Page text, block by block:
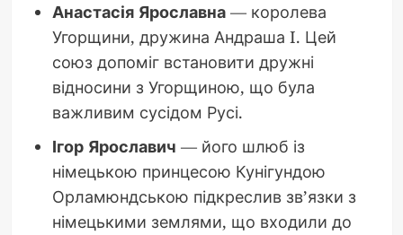
Анастасія Ярославна— королева
Угорщини, дружина Андраша I. Цей
союз допоміг встановити дружні
відносини з Угорщиною, що була
важливим сусідом Русі.
Ігор Ярославич — його шлюб із
німецькою принцесою Кунігундою
Орламюндською підкреслив зв’язки з
німецькими землями, що входили до